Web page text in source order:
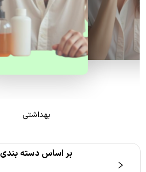
بهداشتی
بر اساس دسته بندی